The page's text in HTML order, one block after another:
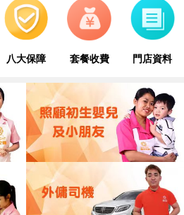
八大保障 套餐收費 門店資料